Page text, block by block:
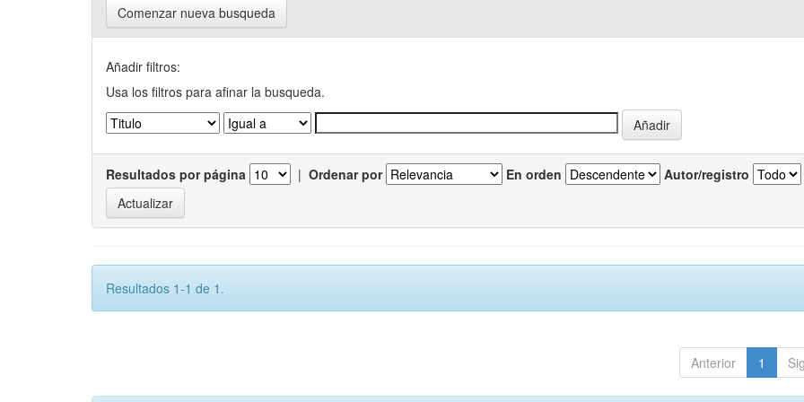
Comenzar nueva busqueda
Añadir filtros:
Usa los filtros para afinar la busqueda.
Resultados por página | Ordenar por En orden Autor/registro
Resultados 1-1 de 1.
Anterior 1